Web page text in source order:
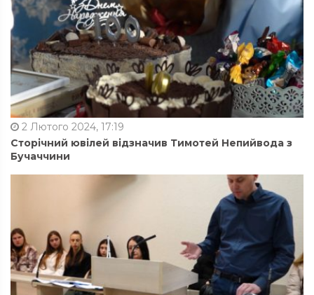
2 Лютого 2024, 17:19
Сторічний ювілей відзначив Тимотей Непийвода з
Бучаччини